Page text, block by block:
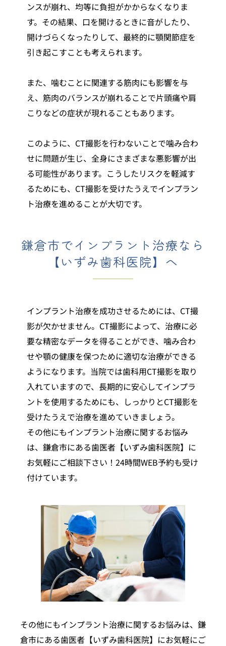
ンスが崩れ、均等に負担がかからなくなりま
す。その結果、口を開けるときに音がしたり、
開けづらくなったりして、最終的に顎関節症を
引き起こすことも考えられます。
また、噛むことに関連する筋肉にも影響を与
え、筋肉のバランスが崩れることで片頭痛や肩
こりなどの症状が現れることもあります。
このように、CT撮影を行わないことで噛み合わ
せに問題が生じ、全身にさまざまな悪影響が出
る可能性があります。こうしたリスクを軽減す
るためにも、CT撮影を受けたうえでインプラン
ト治療を進めることが大切です。
鎌倉市でインプラント治療なら
【いずみ歯科医院】へ
インプラント治療を成功させるためには、CT撮
影が欠かせません。CT撮影によって、治療に必
要な精密なデータを得ることができ、噛み合わ
せや顎の健康を保つために適切な治療ができる
ようになります。当院では歯科用CT撮影を取り
入れていますので、長期的に安心してインプラ
ントを使用するためにも、しっかりとCT撮影を
受けたうえで治療を進めていきましょう。
その他にもインプラント治療に関するお悩み
は、鎌倉市にある歯医者【いずみ歯科医院】に
お気軽にご相談下さい！24時間WEB予約も受け
付けています。
その他にもインプラント治療に関するお悩みは、鎌
倉市にある歯医者【いずみ歯科医院】にお気軽にご